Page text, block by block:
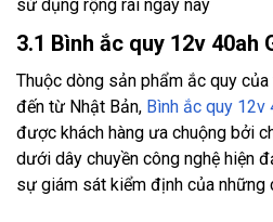
sử dụng rộng rãi ngày nay
3.1 Bình ắc quy 12v 40ah
Thuộc dòng sản phẩm ắc quy
đến từ Nhật Bản, Bình ắc quy 12v
được khách hàng ưa chuộng bởi
dưới dây chuyền công nghệ hiện
sự giám sát kiểm định của những